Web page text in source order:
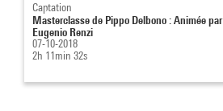
Captation
Masterclasse de Pippo Delbono : Animée par
Eugenio Renzi
07-10-2018
2h 11min 32s